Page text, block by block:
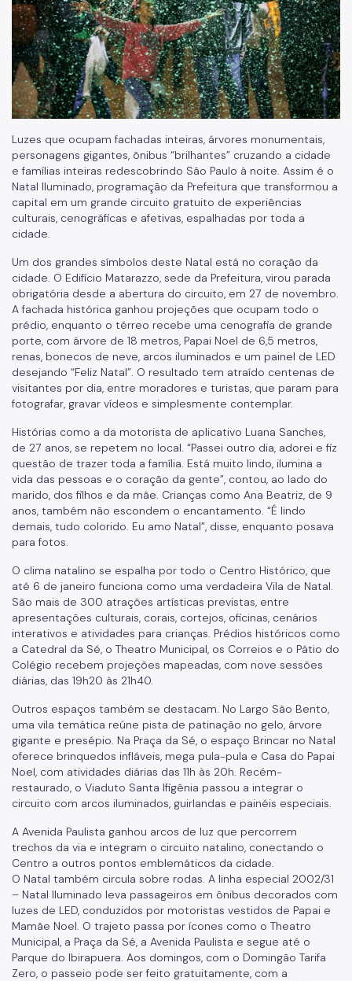
Luzes que ocupam fachadas inteiras, árvores monumentais,
personagens gigantes, ônibus “brilhantes” cruzando a cidade
e famílias inteiras redescobrindo São Paulo à noite. Assim é o
Natal Iluminado, programação da Prefeitura que transformou a
capital em um grande circuito gratuito de experiências
culturais, cenográficas e afetivas, espalhadas por toda a
cidade.
Um dos grandes símbolos deste Natal está no coração da
cidade. O Edifício Matarazzo, sede da Prefeitura, virou parada
obrigatória desde a abertura do circuito, em 27 de novembro.
A fachada histórica ganhou projeções que ocupam todo o
prédio, enquanto o térreo recebe uma cenografia de grande
porte, com árvore de 18 metros, Papai Noel de 6,5 metros,
renas, bonecos de neve, arcos iluminados e um painel de LED
desejando “Feliz Natal”. O resultado tem atraído centenas de
visitantes por dia, entre moradores e turistas, que param para
fotografar, gravar vídeos e simplesmente contemplar.
Histórias como a da motorista de aplicativo Luana Sanches,
de 27 anos, se repetem no local. “Passei outro dia, adorei e fiz
questão de trazer toda a família. Está muito lindo, ilumina a
vida das pessoas e o coração da gente”, contou, ao lado do
marido, dos filhos e da mãe. Crianças como Ana Beatriz, de 9
anos, também não escondem o encantamento. “É lindo
demais, tudo colorido. Eu amo Natal”, disse, enquanto posava
para fotos.
O clima natalino se espalha por todo o Centro Histórico, que
até 6 de janeiro funciona como uma verdadeira Vila de Natal.
São mais de 300 atrações artísticas previstas, entre
apresentações culturais, corais, cortejos, oficinas, cenários
interativos e atividades para crianças. Prédios históricos como
a Catedral da Sé, o Theatro Municipal, os Correios e o Pátio do
Colégio recebem projeções mapeadas, com nove sessões
diárias, das 19h20 às 21h40.
Outros espaços também se destacam. No Largo São Bento,
uma vila temática reúne pista de patinação no gelo, árvore
gigante e presépio. Na Praça da Sé, o espaço Brincar no Natal
oferece brinquedos infláveis, mega pula-pula e Casa do Papai
Noel, com atividades diárias das 11h às 20h. Recém-
restaurado, o Viaduto Santa Ifigênia passou a integrar o
circuito com arcos iluminados, guirlandas e painéis especiais.
A Avenida Paulista ganhou arcos de luz que percorrem
trechos da via e integram o circuito natalino, conectando o
Centro a outros pontos emblemáticos da cidade.
O Natal também circula sobre rodas. A linha especial 2002/31
– Natal Iluminado leva passageiros em ônibus decorados com
luzes de LED, conduzidos por motoristas vestidos de Papai e
Mamãe Noel. O trajeto passa por ícones como o Theatro
Municipal, a Praça da Sé, a Avenida Paulista e segue até o
Parque do Ibirapuera. Aos domingos, com o Domingão Tarifa
Zero, o passeio pode ser feito gratuitamente, com a